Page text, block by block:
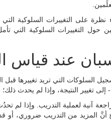
على التغييرات السلوكية
حول التغييرات السلوكية التي
عند قياس
السلوكات التي تريد تغييرها قبل
إلى تغيير النتيجة، وإذا لم يحدث
آنية لعملية التدريب. وإذا لم
أنَّ المزيد من التدريب ضروري، أو